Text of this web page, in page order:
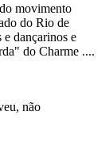
movimento
do Rio de
e dançarinos e
do Charme ....
não